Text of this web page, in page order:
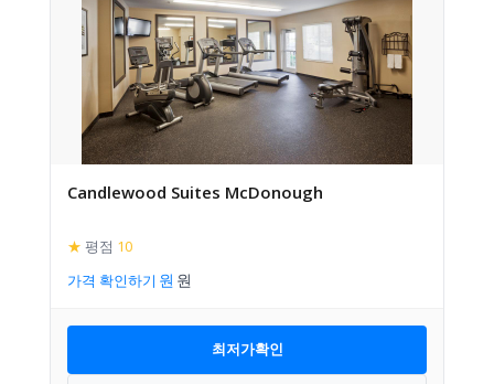
Candlewood Suites McDonough
★ 평점 10
가격 확인하기
최저가확인